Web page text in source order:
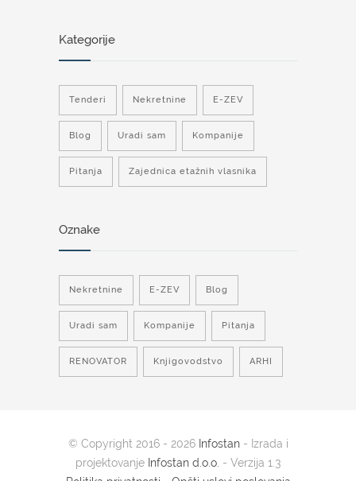
Kategorije
Tenderi Nekretnine E-ZEV
Blog Uradi sam Kompanije
Pitanja Zajednica etažnih vlasnika
Oznake
Nekretnine E-ZEV Blog
Uradi sam Kompanije Pitanja
RENOVATOR Knjigovodstvo ARHI
© Copyright 2016 - 2026 Infostan- Izrada i
projektovanje Infostan d.o.o. - Verzija 1.3